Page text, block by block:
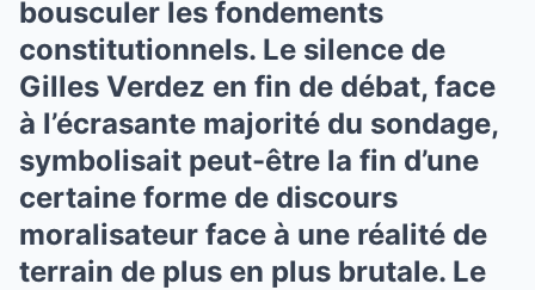
bousculer les fondements
constitutionnels. Le silence de
Gilles Verdez en fin de débat, face
à l’écrasante majorité du sondage,
symbolisait peut-être la fin d’une
certaine forme de discours
moralisateur face à une réalité de
terrain de plus en plus brutale. Le